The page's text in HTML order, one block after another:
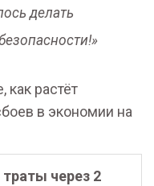
делать
как растёт
в экономии на
через 2